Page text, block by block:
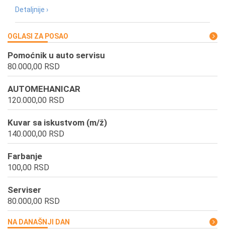
Detaljnije ›
OGLASI ZA POSAO
Pomoćnik u auto servisu
80.000,00 RSD
AUTOMEHANICAR
120.000,00 RSD
Kuvar sa iskustvom (m/ž)
140.000,00 RSD
Farbanje
100,00 RSD
Serviser
80.000,00 RSD
NA DANAŠNJI DAN